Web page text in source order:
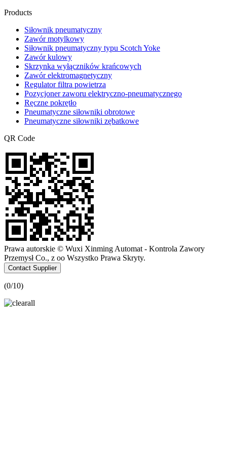
Products
Siłownik pneumatyczny
Zawór motylkowy
Siłownik pneumatyczny typu Scotch Yoke
Zawór kulowy
Skrzynka wyłączników krańcowych
Zawór elektromagnetyczny
Regulator filtra powietrza
Pozycjoner zaworu elektryczno-pneumatycznego
Ręczne pokrętło
Pneumatyczne siłowniki obrotowe
Pneumatyczne siłowniki zębatkowe
QR Code
Prawa autorskie © Wuxi Xinming Automat - Kontrola Zawory
Przemysł Co., z oo Wszystko Prawa Skryty.
Contact Supplier
(0/10)